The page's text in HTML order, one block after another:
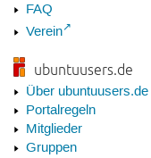
FAQ
Verein
ubuntuusers.de
Über ubuntuusers.de
Portalregeln
Mitglieder
Gruppen